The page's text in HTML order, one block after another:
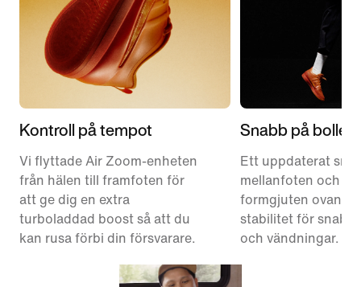
Kontroll på tempot
Vi flyttade Air Zoom-enheten
från hälen till framfoten för
att ge dig en extra
turboladdad boost så att du
kan rusa förbi din försvarare.
Snabb på bollen
Ett uppdaterat
mellanfoten och en
formgjuten
stabilitet för
och vändningar.